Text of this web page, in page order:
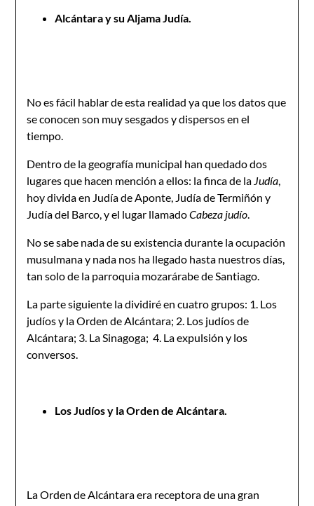
Alcántara y su Aljama Judía.
No es fácil hablar de esta realidad ya que los datos que
se conocen son muy sesgados y dispersos en el
tiempo.
Dentro de la geografía municipal han quedado dos
lugares que hacen mención a ellos: la finca de la Judía,
hoy divida en Judía de Aponte, Judía de Termiñón y
Judía del Barco, y el lugar llamadoCabeza judío.
No se sabe nada de su existencia durante la ocupación
musulmana y nada nos ha llegado hasta nuestros días,
tan solo de la parroquia mozarárabe de Santiago.
La parte siguiente la dividiré en cuatro grupos: 1. Los
judíos y la Orden de Alcántara; 2. Los judíos de
Alcántara; 3. La Sinagoga; 4. La expulsión y los
conversos.
Los Judíos y la Orden de Alcántara.
La Orden de Alcántara era receptora de una gran